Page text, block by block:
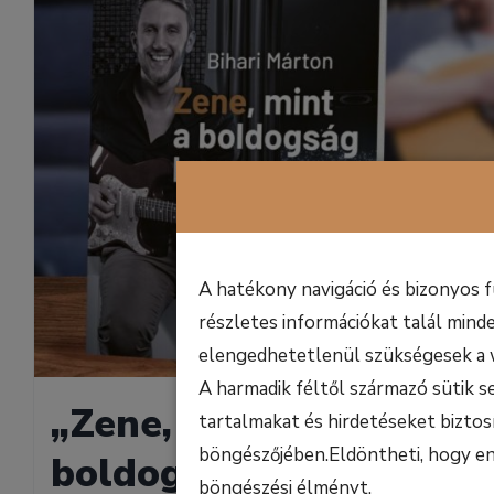
A hatékony navigáció és bizonyos
részletes információkat talál
elengedhetetlenül szükségesek
A harmadik féltől származó sütik
tartalmakat és hirdetéseket
böngészőjében.Eldöntheti, hogy
böngészési élményt.
„Zene, mint a
boldogság hangszere”